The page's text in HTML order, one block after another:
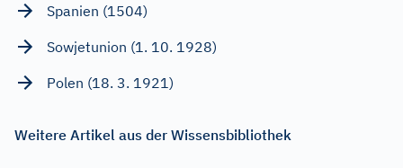
Spanien (1504)
Sowjetunion (1. 10. 1928)
Polen (18. 3. 1921)
Weitere Artikel aus der Wissensbibliothek